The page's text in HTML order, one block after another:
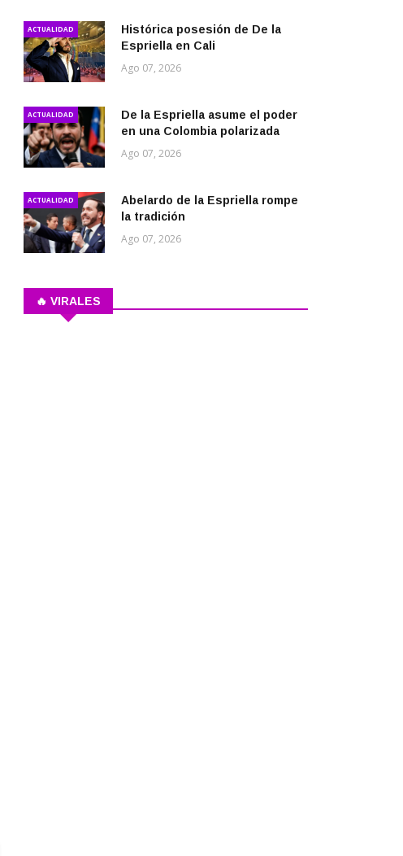
ACTUALIDAD
Histórica posesión de De la
Espriella en Cali
Ago 07, 2026
ACTUALIDAD
De la Espriella asume el poder
en una Colombia polarizada
Ago 07, 2026
ACTUALIDAD
Abelardo de la Espriella rompe
la tradición
Ago 07, 2026
🔥 VIRALES